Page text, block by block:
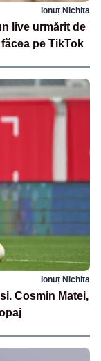
Ionuț Nichita
live urmărit de
pe TikTok
Ionuț Nichita
Cosmin Matei,